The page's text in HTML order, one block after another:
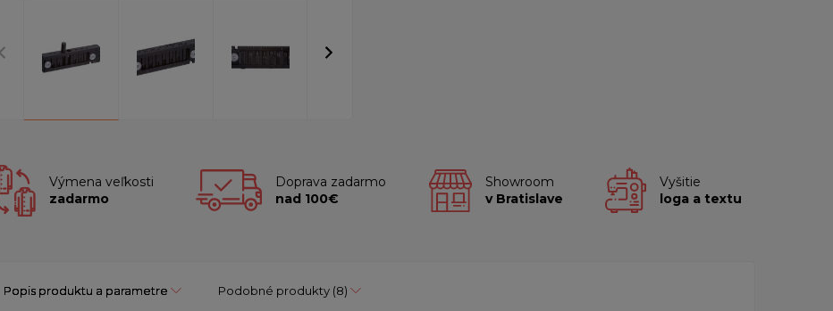
Výmena veľkosti
zadarmo
Doprava zadarmo
nad 100€
Showroom
v Bratislave
Vyšitie
loga a textu
Popis produktu a parametre Podobné produkty (8)